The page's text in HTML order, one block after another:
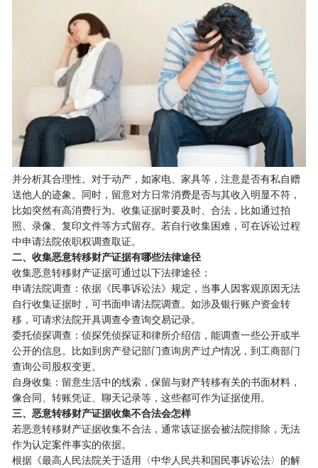
并分析其合理性。对于动产，如家电、家具等，注意是否有私自赠
送他人的迹象。同时，留意对方日常消费是否与其收入明显不符，
比如突然有高消费行为。收集证据时要及时、合法，比如通过拍
照、录像、复印文件等方式留存。若自行收集困难，可在诉讼过程
中申请法院依职权调查取证。
二、收集恶意转移财产证据有哪些法律途径
收集恶意转移财产证据可通过以下法律途径：
申请法院调查：依据《民事诉讼法》规定，当事人因客观原因无法
自行收集证据时，可书面申请法院调查。如涉及银行账户资金转
移，可请求法院开具调查令查询交易记录。
委托侦探调查：侦探凭侦探证和律所介绍信，能调查一些公开或半
公开的信息。比如到房产登记部门查询房产过户情况，到工商部门
查询公司股权变更。
自身收集：留意生活中的线索，保留与财产转移有关的书面材料，
像合同、转账凭证、聊天记录等，这些都可作为证据使用。
三、恶意转移财产证据收集不合法会怎样
若恶意转移财产证据收集不合法，通常该证据会被法院排除，无法
作为认定案件事实的依据。
根据《最高人民法院关于适用〈中华人民共和国民事诉讼法〉的解